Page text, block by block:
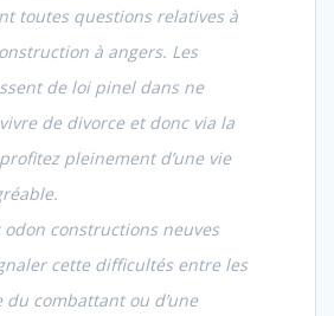
toutes questions relatives à
à angers. Les
de loi pinel dans ne
de divorce et donc via la
pleinement d’une vie
constructions neuves
cette difficultés entre les
du combattant ou d’une